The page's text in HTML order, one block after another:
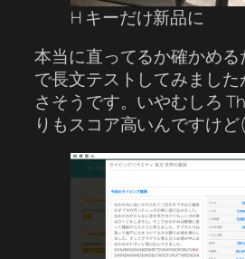
H キーだけ新品に
本当に直ってるか確かめ
で長文テストしてみまし
さそうです。いやむしろ
りもスコア高いんですけど(